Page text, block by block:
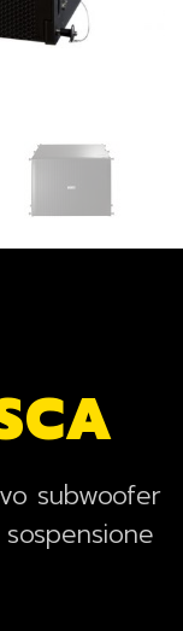
subwoofer